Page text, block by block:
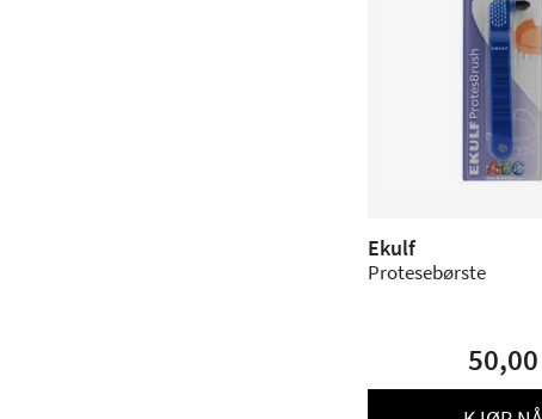
Ekulf
Protesebørste
50,00